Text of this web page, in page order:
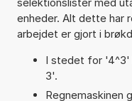
enheder. Alt dette har
arbejdet er gjort i
I stedet for '4^3'
3'.
Regnemaskinen